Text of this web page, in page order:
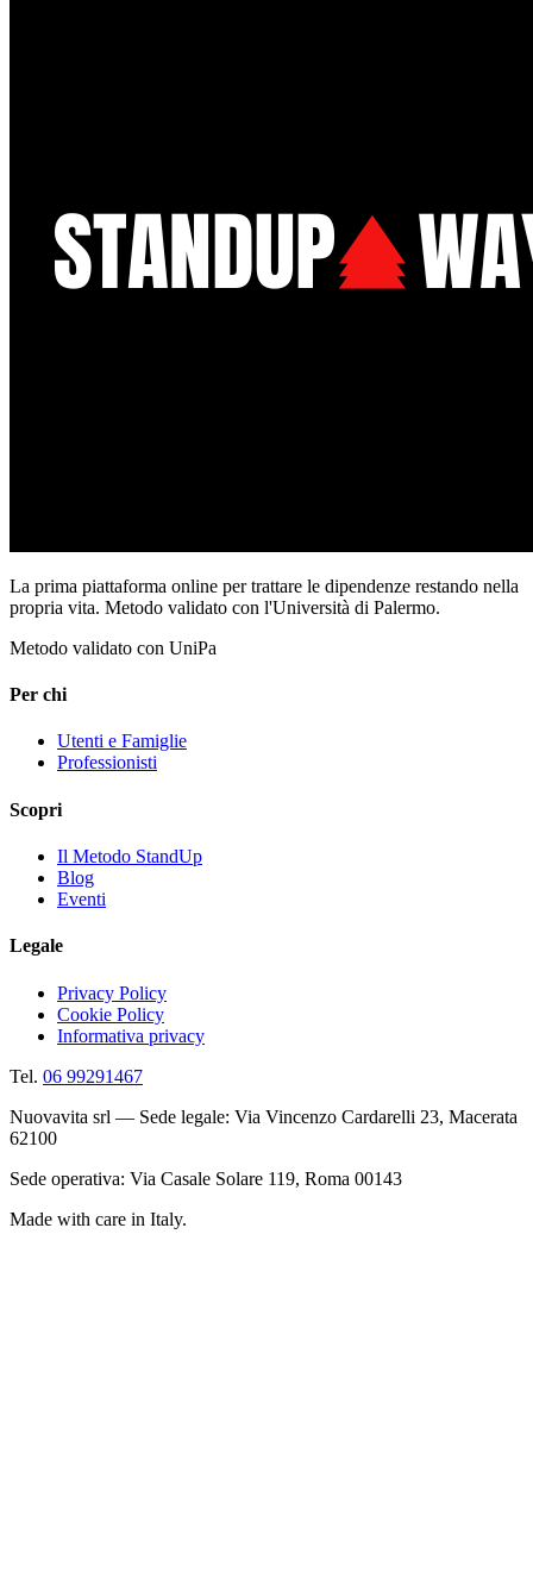
La prima piattaforma online per trattare le dipendenze restando nella
propria vita. Metodo validato con l'Università di Palermo.
Metodo validato con UniPa
Per chi
Utenti e Famiglie
Professionisti
Scopri
Il Metodo StandUp
Blog
Eventi
Legale
Privacy Policy
Cookie Policy
Informativa privacy
Tel. 06 99291467
Nuovavita srl — Sede legale: Via Vincenzo Cardarelli 23, Macerata
62100
Sede operativa: Via Casale Solare 119, Roma 00143
Made with care in Italy.